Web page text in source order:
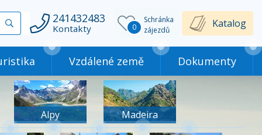
Vyhledat 241432483
Kontakty
Schránka
zájezdů
0 Katalog
Vzdálené země Dokumenty
Alpy Madeira